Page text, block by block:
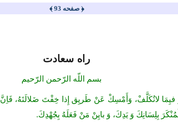
﴿ صفحه 93 ﴾
راه سعادت
بسم اللّه الرّحمن الرّحیم
فیِمَا لاتُكَلَّفْ، وَأَمْسِكْ عَنْ طَریِق إِذا خِفْتَ ضَلالَتَهُ،
بِلِسَانِكَ وَ یَدِكَ، وَ بایِنْ مَنْ فَعَلَهُ بِجُهْدِكَ.